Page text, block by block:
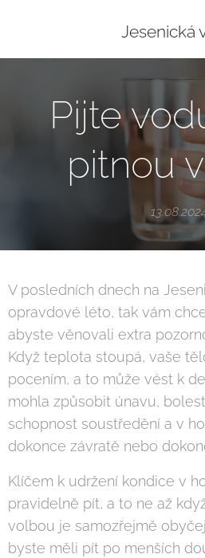
Jesenická
Pijte
pitnou
V posledních dnech na
opravdové léto, tak vám
abyste věnovali extra
Když teplota stoupá, vaše
pocením, a to může vést k
mohla způsobit únavu,
schopnost soustředění a v
dokonce závratě nebo
Klíčem k udržení kondice v
pravidelně pít, a to ne až
volbou je samozřejmě
byste měli pít po menších